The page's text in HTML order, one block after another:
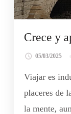
Crece y
05/03/2025
Viajar es
placeres de
la mente,